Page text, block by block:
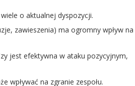
o aktualnej dyspozycji.
zawieszenia) ma ogromny wpływ na
jest efektywna w ataku pozycyjnym,
wpływać na zgranie zespołu.